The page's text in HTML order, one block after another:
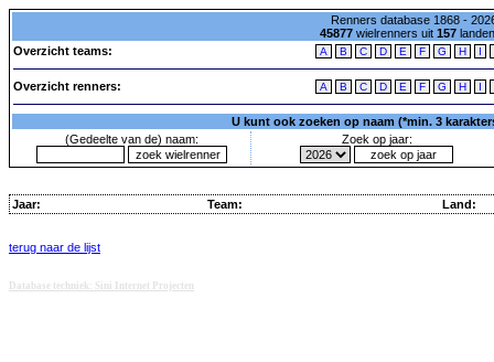
Renners database 1868 -
45877wielrenners uit 157
Overzicht teams:
A B C D E F G H I
Overzicht renners: A B C D E F G H I
U kunt ook zoeken op naam (*min. 3
(Gedeelte van de) naam:
Zoek op jaar:
Jaar: Team: Land:
terug naar de lijst
Database techniek: Sini Internet Projecten